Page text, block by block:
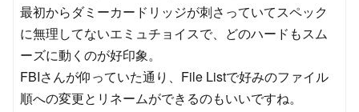
最初からダミーカードリッジが刺さっていてスペック
に無理してないエミュチョイスで、どのハードもスム
ーズに動くのが好印象。
FBIさんが仰っていた通り、File Listで好みのファイル
順への変更とリネームができるのもいいですね。